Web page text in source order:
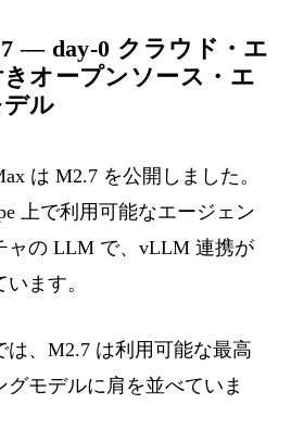
— day-0 クラウド・エ
オープンソース・エ
ル
は M2.7 を公開しました。
上で利用可能なエージェン
ャの LLM で、vLLM 連携が
ます。
は、M2.7 は利用可能な最高
モデルに肩を並べていま